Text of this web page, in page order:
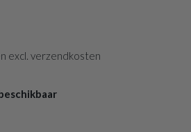
excl. verzendkosten